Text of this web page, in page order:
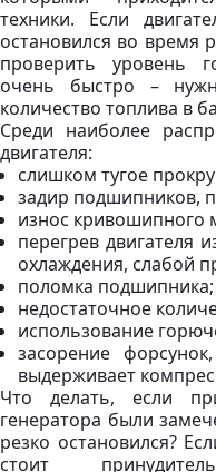
техники. Если
остановился во время
проверить уровень
очень быстро –
количество топлива в
Среди наиболее
двигателя:
слишком тугое
задир подшипников,
износ кривошипного
перегрев двигателя
охлаждения, слабой
поломка подшипника;
недостаточное
использование
засорение
выдерживает
Что делать, если
генератора были
резко остановился?
стоит